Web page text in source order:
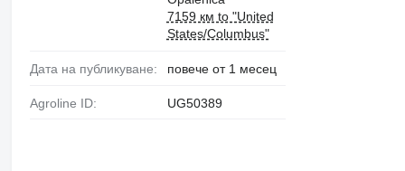
7159 км to "United
States/Columbus"
Дата на публикуване: повече от 1 месец
Agroline ID: UG50389